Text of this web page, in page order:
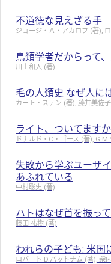
不道徳な見えざる手
ジョージ・Ａ・アカロフ (著),
鳥類学者だからって
川上和人 (著)
毛の人類史 なぜ人に
カート・ステン (著), 藤井美佐
ライト、ついてます
ドナルド・C・ゴース (著),
失敗から学ぶユーザ
あふれている
中村聡史 (著)
ハトはなぜ首を振っ
藤田 祐樹 (著)
われらの子ども: 米国
ロバート D.パットナム (著), 柴